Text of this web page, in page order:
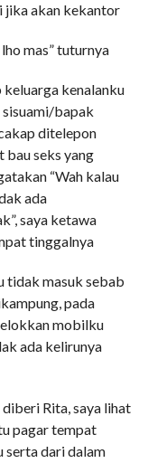
jika akan kekantor
mas” tuturnya
keluarga kenalanku
sisuami/bapak
ditelepon
bau seks yang
“Wah kalau
ada
saya ketawa
tinggalnya
tidak masuk sebab
pada
mobilku
ada kelirunya
Rita, saya lihat
pagar tempat
dari dalam